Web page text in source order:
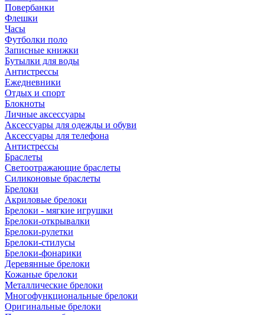
Повербанки
Флешки
Часы
Футболки поло
Записные книжки
Бутылки для воды
Антистрессы
Ежедневники
Отдых и спорт
Блокноты
Личные аксессуары
Аксессуары для одежды и обуви
Аксессуары для телефона
Антистрессы
Браслеты
Светоотражающие браслеты
Силиконовые браслеты
Брелоки
Акриловые брелоки
Брелоки - мягкие игрушки
Брелоки-открывалки
Брелоки-рулетки
Брелоки-стилусы
Брелоки-фонарики
Деревянные брелоки
Кожаные брелоки
Металлические брелоки
Многофункциональные брелоки
Оригинальные брелоки